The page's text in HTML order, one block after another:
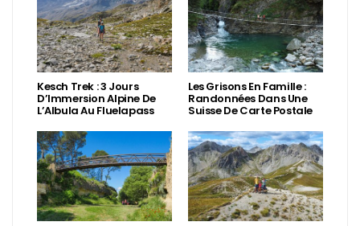
Kesch Trek : 3 Jours
D’Immersion Alpine De
L’Albula Au Fluelapass
Les Grisons En Famille :
Randonnées Dans Une
Suisse De Carte Postale